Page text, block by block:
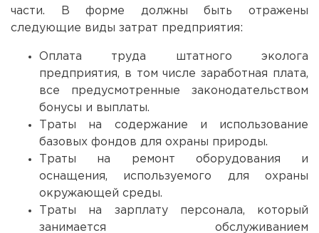
части. В форме должны быть отражены
следующие виды затрат предприятия:
Оплата труда штатного эколога
предприятия, в том числе заработная плата,
все предусмотренные законодательством
бонусы и выплаты.
Траты на содержание и использование
базовых фондов для охраны природы.
Траты на ремонт оборудования и
оснащения, используемого для охраны
окружающей среды.
Траты на зарплату персонала, который
занимается обслуживанием